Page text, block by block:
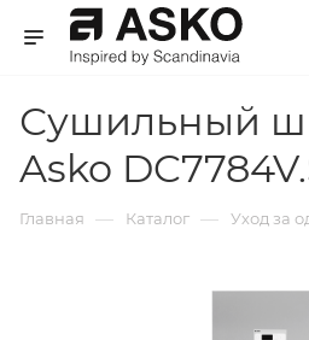
Сушильный
Asko
Главная — Каталог — Уход за